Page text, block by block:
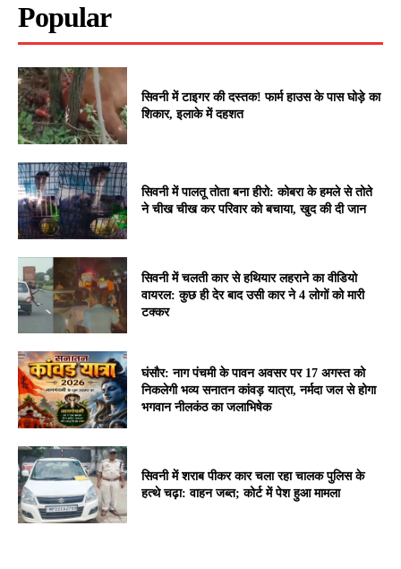
Popular
सिवनी में टाइगर की दस्तक! फार्म हाउस के पास घोड़े का
शिकार, इलाके में दहशत
सिवनी में पालतू तोता बना हीरो: कोबरा के हमले से तोते
ने चीख चीख कर परिवार को बचाया, खुद की दी जान
सिवनी में चलती कार से हथियार लहराने का वीडियो
वायरल: कुछ ही देर बाद उसी कार ने 4 लोगों को मारी
टक्कर
घंसौर: नाग पंचमी के पावन अवसर पर 17 अगस्त को
निकलेगी भव्य सनातन कांवड़ यात्रा, नर्मदा जल से होगा
भगवान नीलकंठ का जलाभिषेक
सिवनी में शराब पीकर कार चला रहा चालक पुलिस के
हत्थे चढ़ा: वाहन जब्त; कोर्ट में पेश हुआ मामला